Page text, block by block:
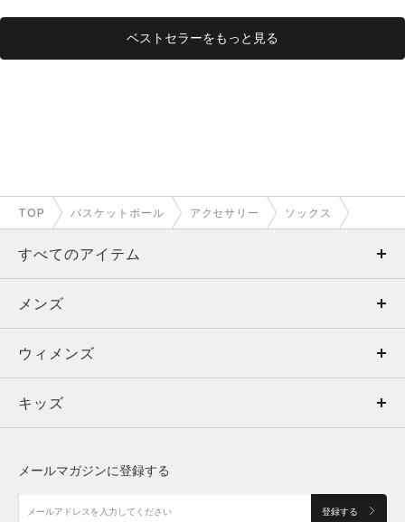
ベストセラーをもっと見る
TOP バスケットボール アクセサリー ソックス
すべてのアイテム
メンズ
ウィメンズ
キッズ
アクセサリー
メンズ
トップス
ボトムス
アクセサリー
ウィメンズ
トップス
シューズ
キッズ
メールマガジンに登録する
登録する